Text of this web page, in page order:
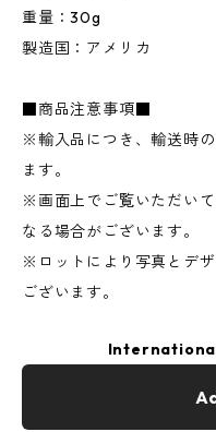
重量：30g
製造国：アメリカ
■商品注意事項■
※輸入品につき、輸送時
ます。
※画面上でご覧いただい
なる場合がございます。
※ロットにより写真とデ
ございます。